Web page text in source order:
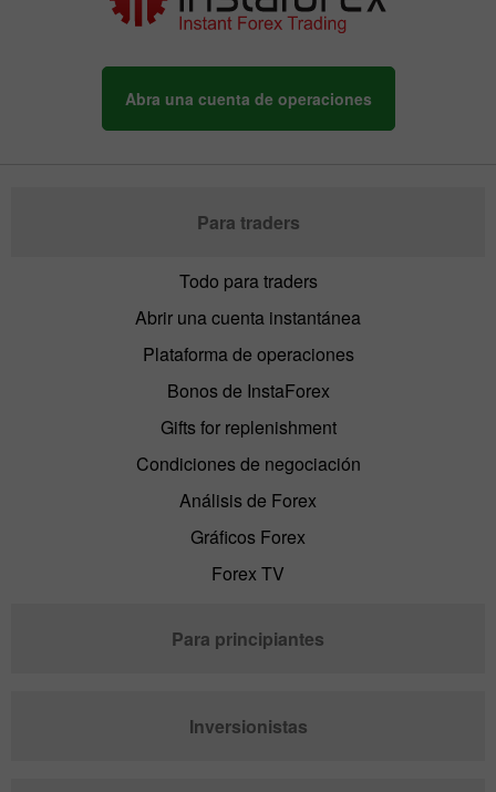
Abra una cuenta de operaciones
Para traders
Todo para traders
Abrir una cuenta instantánea
Plataforma de operaciones
Bonos de InstaForex
Gifts for replenishment
Condiciones de negociación
Análisis de Forex
Gráficos Forex
Forex TV
Para principiantes
Inversionistas